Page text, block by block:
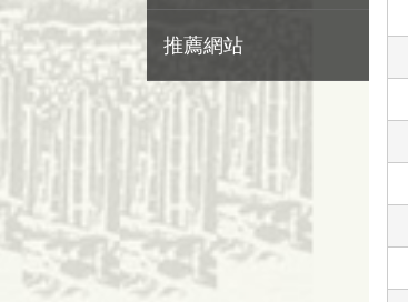
推薦網站